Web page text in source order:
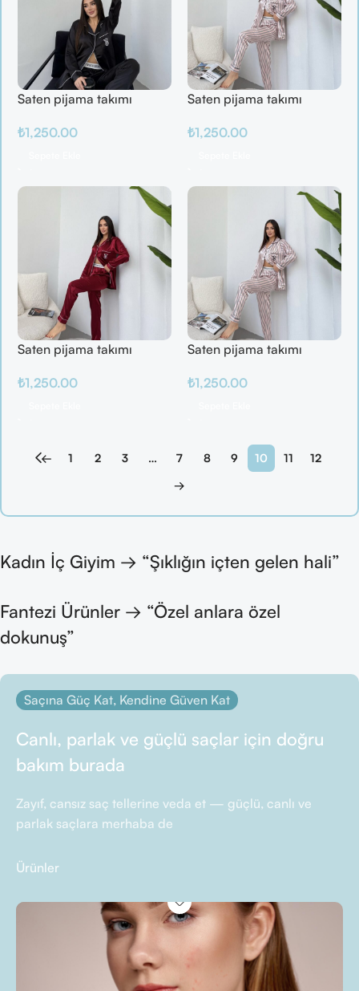
Saten pijama takımı
₺1,250.00
Saten pijama takımı
₺1,250.00
Saten pijama takımı
₺1,250.00
Saten pijama takımı
₺1,250.00
← 1 2 3 … 7 8 9 10 11
12
→
Kadın İç Giyim → “Şıklığın içten gelen hali”
Fantezi Ürünler → “Özel anlara özel
dokunuş”
Saçına Güç Kat, Kendine Güven Kat
Canlı, parlak ve güçlü saçlar için doğru
bakım burada
Zayıf, cansız saç tellerine veda et — güçlü, canlı ve
parlak saçlara merhaba de
Ürünler